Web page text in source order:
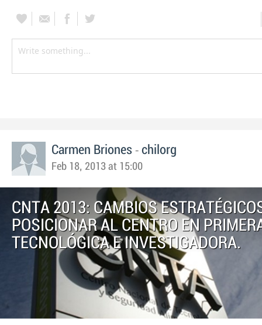
Carmen Briones - chilorg
Feb 18, 2013 at 15:00
CNTA 2013: CAMBIOS
POSICIONAR AL CENTRO EN
TECNOLÓGICA E INVESTIGADORA.